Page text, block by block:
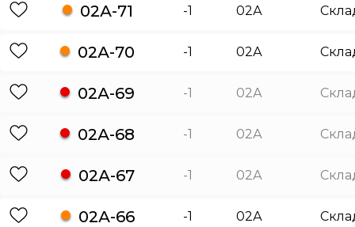
02А-71 -1 02А
02А-70 -1 02А
02А-69 -1 02А
02А-68 -1 02А
02А-67 -1 02А
02А-66 -1 02А